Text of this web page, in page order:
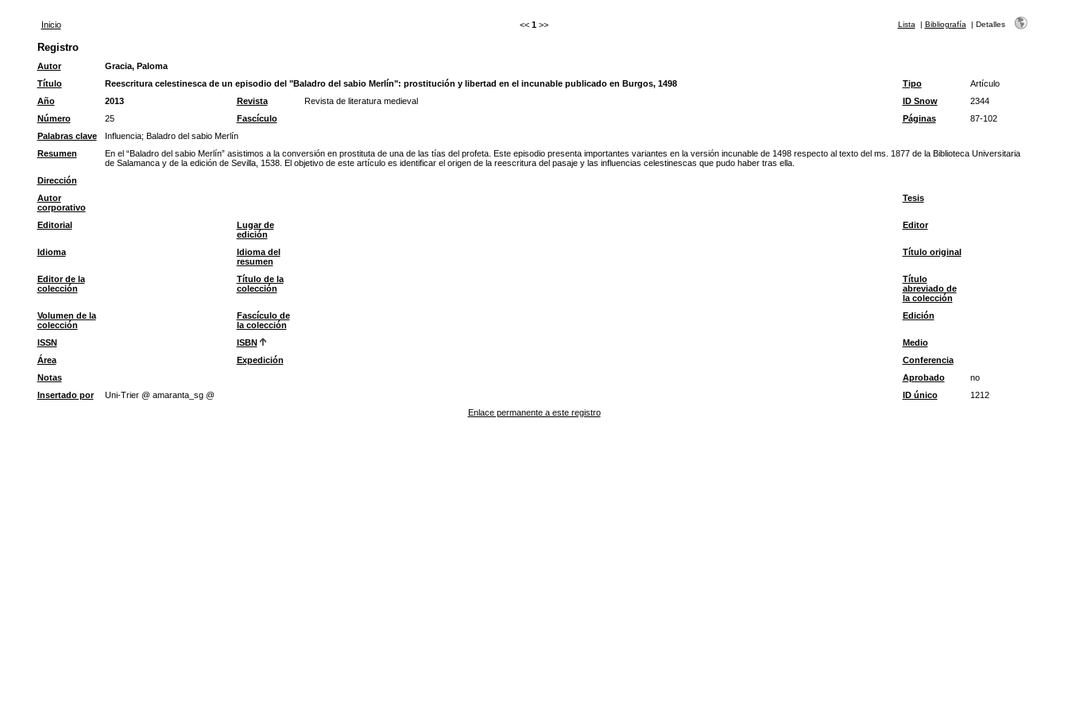
Inicio << 1 >> Lista | Bibliografía | Detalles
Registro
Autor
Gracia, Paloma
Título
Reescritura celestinesca de un episodio del "Baladro del sabio Merlín": prostitución y libertad en el incunable publicado en Burgos, 1498 Tipo
Artículo
Año
2013 Revista Revista de literatura medieval ID Snow
2344
Número
25 Fascículo Páginas
87-102
Palabras clave
Influencia; Baladro del sabio Merlín
Resumen
En el “Baladro del sabio Merlín” asistimos a la conversión en prostituta de una de las tías del profeta. Este episodio presenta importantes variantes en la versión incunable de 1498 respecto al texto del ms. 1877 de la Biblioteca Universitaria
de Salamanca y de la edición de Sevilla, 1538. El objetivo de este artículo es identificar el origen de la reescritura del pasaje y las influencias celestinescas que pudo haber tras ella.
Dirección
Autor
corporativo
Tesis
Editorial
Lugar de
edición
Editor
Idioma
Idioma del
resumen
Título original
Editor de la
colección
Título de la
colección
Título
abreviado de
la colección
Volumen de la
colección
Fascículo de
la colección
Edición
ISSN ISBN
Medio
Área
Expedición
Conferencia
Notas
Aprobado
no
Insertado por
Uni-Trier @ amaranta_sg @ ID único
1212
Enlace permanente a este registro